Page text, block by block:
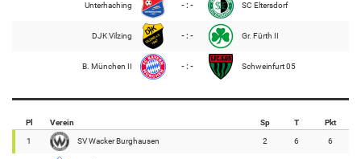
Unterhaching - : - SC Eltersdorf
DJK Vilzing - : - Gr. Fürth II
B. München II - : - Schweinfurt 05
Pl Verein Sp T Pkt
1 SV Wacker Burghausen 2 6 6